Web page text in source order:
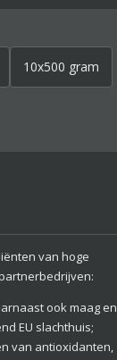
10x500 gram
van hoge
ook maag en
EU slachthuis;
antioxidanten,